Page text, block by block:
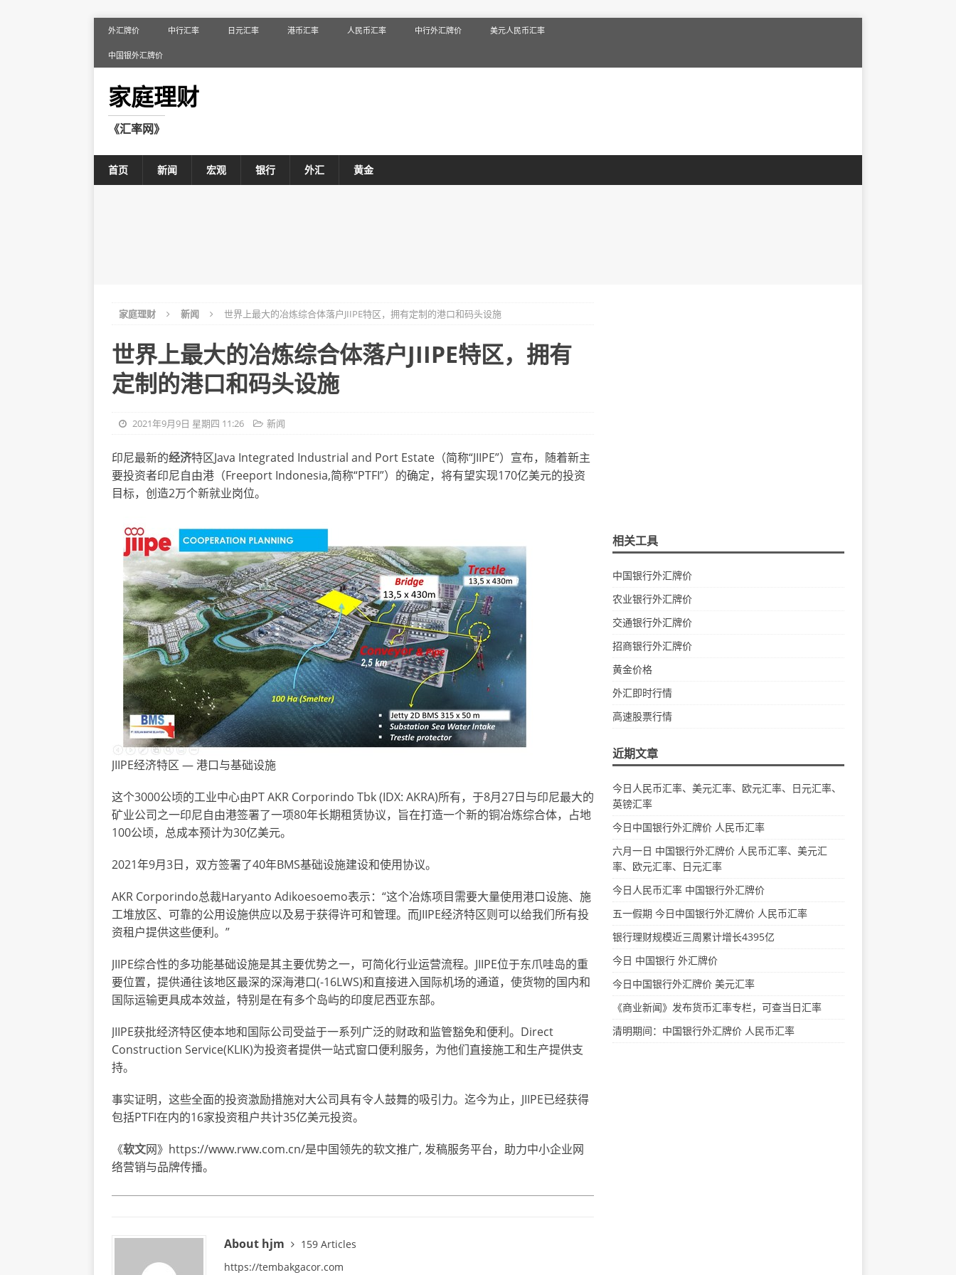
外汇牌价 中行汇率 日元汇率 港币汇率 人民币汇率 中行外汇牌价 美元人民币汇率
中国银外汇牌价
家庭理财
《汇率网》
首页 新闻 宏观 银行 外汇 黄金
家庭理财 新闻 世界上最大的冶炼综合体落户JIIPE特区，拥有定制的港口和码头设施
世界上最大的冶炼综合体落户JIIPE特区，拥有
定制的港口和码头设施
2021年9月9日 星期四 11:26 新闻
印尼最新的经济特区Java Integrated Industrial and Port Estate（简称“JIIPE”）宣布，随着新主
要投资者印尼自由港（Freeport Indonesia,简称“PTFI”）的确定，将有望实现170亿美元的投资
目标，创造2万个新就业岗位。
JIIPE经济特区 — 港口与基础设施
这个3000公顷的工业中心由PT AKR Corporindo Tbk (IDX: AKRA)所有，于8月27日与印尼最大的
矿业公司之一印尼自由港签署了一项80年长期租赁协议，旨在打造一个新的铜冶炼综合体，占地
100公顷，总成本预计为30亿美元。
2021年9月3日，双方签署了40年BMS基础设施建设和使用协议。
AKR Corporindo总裁Haryanto Adikoesoemo表示：“这个冶炼项目需要大量使用港口设施、施
工堆放区、可靠的公用设施供应以及易于获得许可和管理。而JIIPE经济特区则可以给我们所有投
资租户提供这些便利。”
JIIPE综合性的多功能基础设施是其主要优势之一，可简化行业运营流程。JIIPE位于东爪哇岛的重
要位置，提供通往该地区最深的深海港口(-16LWS)和直接进入国际机场的通道，使货物的国内和
国际运输更具成本效益，特别是在有多个岛屿的印度尼西亚东部。
JIIPE获批经济特区使本地和国际公司受益于一系列广泛的财政和监管豁免和便利。Direct
Construction Service(KLIK)为投资者提供一站式窗口便利服务，为他们直接施工和生产提供支
持。
事实证明，这些全面的投资激励措施对大公司具有令人鼓舞的吸引力。迄今为止，JIIPE已经获得
包括PTFI在内的16家投资租户共计35亿美元投资。
《软文网》https://www.rww.com.cn/是中国领先的软文推广, 发稿服务平台，助力中小企业网
络营销与品牌传播。
About hjm
159 Articles
https://tembakgacor.com
相关工具
中国银行外汇牌价
农业银行外汇牌价
交通银行外汇牌价
招商银行外汇牌价
黄金价格
外汇即时行情
高速股票行情
近期文章
今日人民币汇率、美元汇率、欧元汇率、日元汇率、
英镑汇率
今日中国银行外汇牌价 人民币汇率
六月一日 中国银行外汇牌价 人民币汇率、美元汇
率、欧元汇率、日元汇率
今日人民币汇率 中国银行外汇牌价
五一假期 今日中国银行外汇牌价 人民币汇率
银行理财规模近三周累计增长4395亿
今日 中国银行 外汇牌价
今日中国银行外汇牌价 美元汇率
《商业新闻》发布货币汇率专栏，可查当日汇率
清明期间：中国银行外汇牌价 人民币汇率